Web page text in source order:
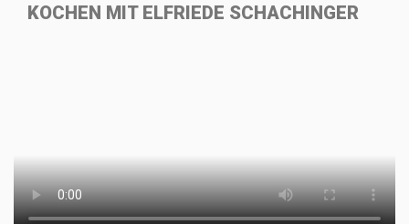
KOCHEN MIT ELFRIEDE SCHACHINGER